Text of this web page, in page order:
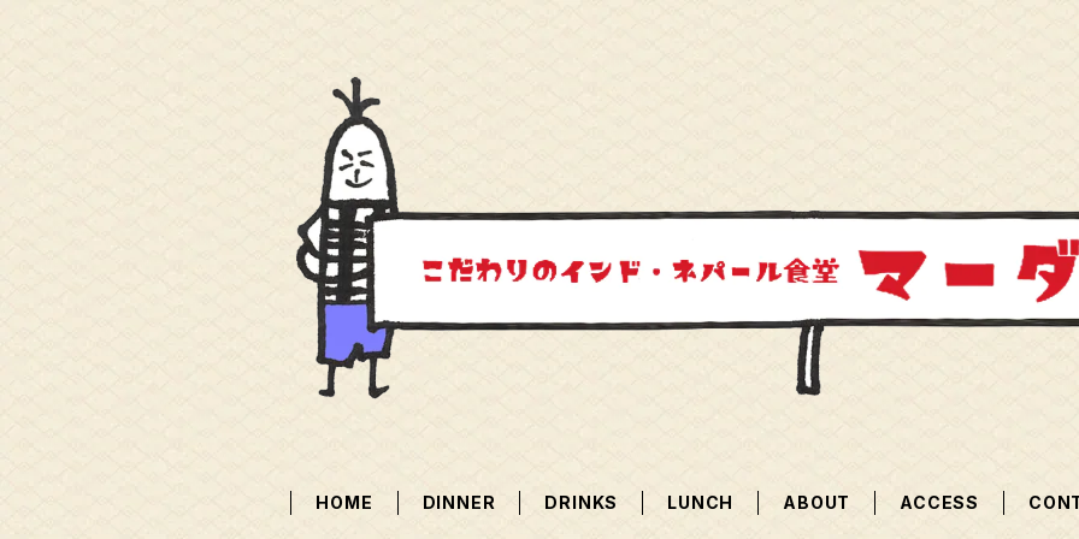
HOME DINNER DRINKS LUNCH ABOUT ACCESS